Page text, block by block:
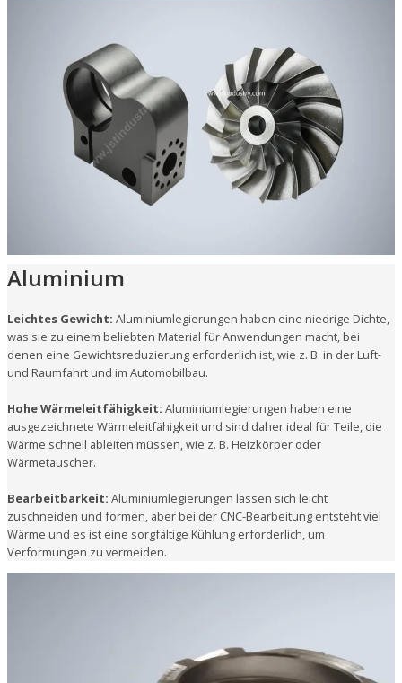
Aluminium
Leichtes Gewicht: Aluminiumlegierungen haben eine niedrige Dichte,
was sie zu einem beliebten Material für Anwendungen macht, bei
denen eine Gewichtsreduzierung erforderlich ist, wie z. B. in der Luft-
und Raumfahrt und im Automobilbau.
Hohe Wärmeleitfähigkeit: Aluminiumlegierungen haben eine
ausgezeichnete Wärmeleitfähigkeit und sind daher ideal für Teile, die
Wärme schnell ableiten müssen, wie z. B. Heizkörper oder
Wärmetauscher.
Bearbeitbarkeit: Aluminiumlegierungen lassen sich leicht
zuschneiden und formen, aber bei der CNC-Bearbeitung entsteht viel
Wärme und es ist eine sorgfältige Kühlung erforderlich, um
Verformungen zu vermeiden.